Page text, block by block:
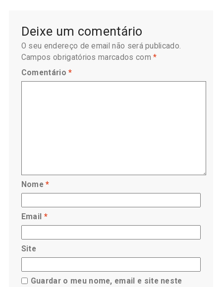
Deixe um comentário
O seu endereço de email não será publicado.
Campos obrigatórios marcados com*
Comentário*
Nome*
Email *
Site
Guardar o meu nome, email e site neste